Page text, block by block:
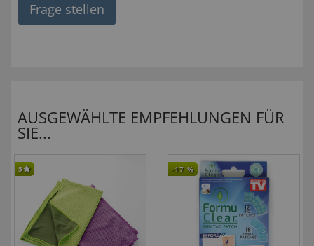
Frage stellen
AUSGEWÄHLTE EMPFEHLUNGEN FÜR
SIE...
5 -17 %